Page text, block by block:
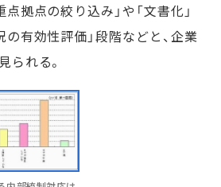
拠点の絞り込み」や「文書化」
の有効性評価」段階などと、企業
られる。